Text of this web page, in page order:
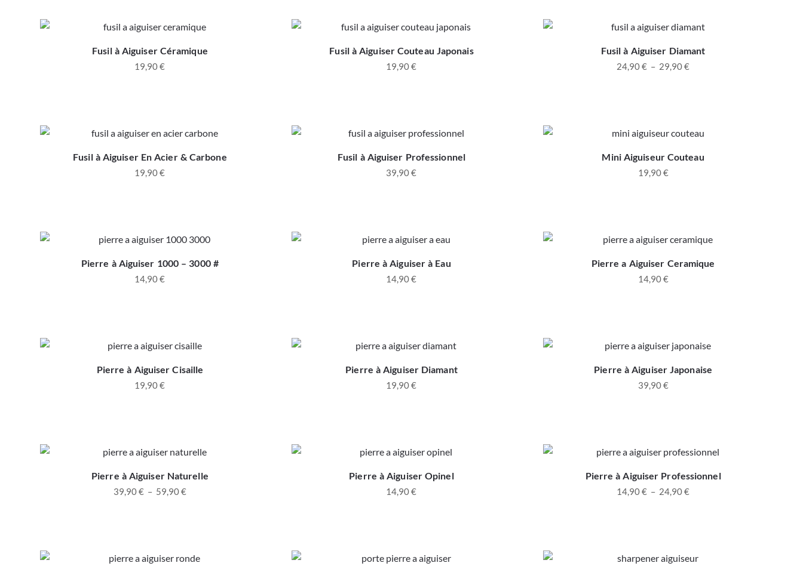
Fusil à Aiguiser Céramique
19,90€
Fusil à Aiguiser Couteau Japonais
19,90€
Fusil à Aiguiser Diamant
24,90€ – 29,90€
Fusil à Aiguiser En Acier & Carbone
19,90€
Fusil à Aiguiser Professionnel
39,90€
Mini Aiguiseur Couteau
19,90€
Pierre à Aiguiser 1000 – 3000 #
14,90€
Pierre à Aiguiser à Eau
14,90€
Pierre a Aiguiser Ceramique
14,90€
Pierre à Aiguiser Cisaille
19,90€
Pierre à Aiguiser Diamant
19,90€
Pierre à Aiguiser Japonaise
39,90€
Pierre à Aiguiser Naturelle
39,90€ – 59,90€
Pierre à Aiguiser Opinel
14,90€
Pierre à Aiguiser Professionnel
14,90€ – 24,90€